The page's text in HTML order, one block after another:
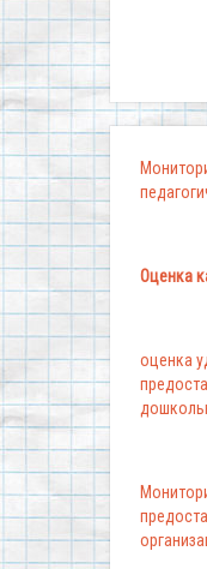
Оценка
оценка